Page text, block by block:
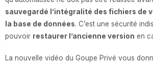
sauvegardé l’intégralité des fichiers de
la base de données. C’est une sécurité
pouvoir restaurer l’ancienne version en
La nouvelle vidéo du Goupe Privé vous